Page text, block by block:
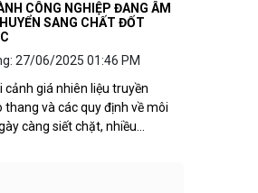
CÔNG NGHIỆP ĐANG ÂM
SANG CHẤT ĐỐT
27/06/2025 01:46 PM
cảnh giá nhiên liệu truyền
thang và các quy định về môi
càng siết chặt, nhiều